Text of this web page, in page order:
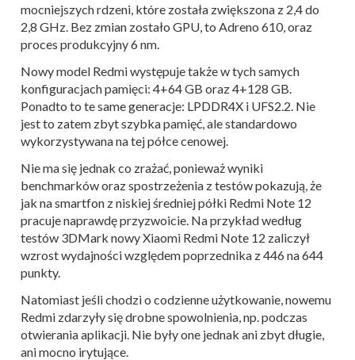
mocniejszych rdzeni, które została zwiększona z 2,4 do
2,8 GHz. Bez zmian zostało GPU, to Adreno 610, oraz
proces produkcyjny 6 nm.
Nowy model Redmi występuje także w tych samych
konfiguracjach pamięci: 4+64 GB oraz 4+128 GB.
Ponadto to te same generacje: LPDDR4X i UFS2.2. Nie
jest to zatem zbyt szybka pamięć, ale standardowo
wykorzystywana na tej półce cenowej.
Nie ma się jednak co zrażać, ponieważ wyniki
benchmarków oraz spostrzeżenia z testów pokazują, że
jak na smartfon z niskiej średniej półki Redmi Note 12
pracuje naprawdę przyzwoicie. Na przykład według
testów 3DMark nowy Xiaomi Redmi Note 12 zaliczył
wzrost wydajności względem poprzednika z 446 na 644
punkty.
Natomiast jeśli chodzi o codzienne użytkowanie, nowemu
Redmi zdarzyły się drobne spowolnienia, np. podczas
otwierania aplikacji. Nie były one jednak ani zbyt długie,
ani mocno irytujące.